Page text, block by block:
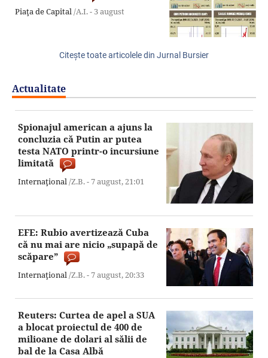
Piaţa de Capital/A.I. - 3 august
Citeşte toate articolele din Jurnal Bursier
Actualitate
Spionajul american a ajuns la
concluzia că Putin ar putea
testa NATO printr-o incursiune
limitată
Internaţional/Z.B. -7 august,21:01
EFE: Rubio avertizează Cuba
că nu mai are nicio „supapă de
scăpare”
Internaţional/Z.B. -7 august,20:33
Reuters: Curtea de apel a SUA
a blocat proiectul de 400 de
milioane de dolari al sălii de
bal de la Casa Albă